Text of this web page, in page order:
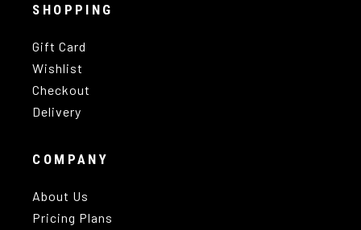
SHOPPING
Gift Card
Wishlist
Checkout
Delivery
COMPANY
About Us
Pricing Plans